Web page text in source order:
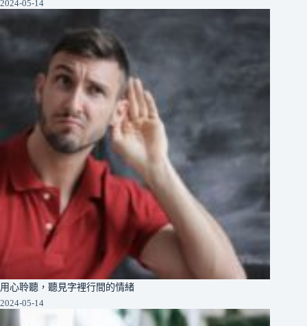
2024-05-14
用心聆聽，聽見字裡行間的情緒
2024-05-14